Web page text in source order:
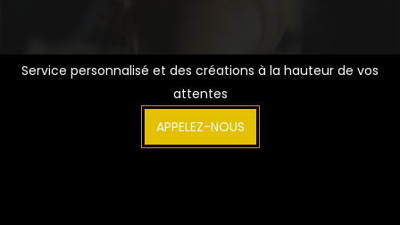
Service personnalisé et des créations à la hauteur de vos
attentes
APPELEZ-NOUS